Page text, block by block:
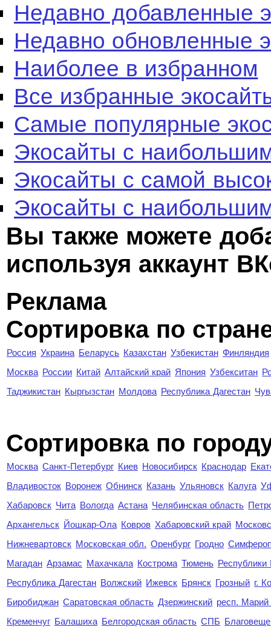
Недавно добавленные
Недавно обновленные
Наиболее в избранном
Все избранные
Самые популярные
Экосайты с
Экосайты с самой
Экосайты с
Вы также можете
используя аккаунт
Реклама
Сортировка по
Россия Украина Беларусь Казахстан Узбекистан Финляндия
Москва России Китай Алтайский край Япония Узбекситан
Таджикистан Кыргызстан Молдова Республика Дагестан
Cортировка по
Москва Санкт-Петербург Киев Новосибирск Краснодар
Владивосток Воронеж Обнинск Казань Ульяновск Калуга
Хабаровск Чита Вологда Астана Челябинская область
Архангельск Йошкар-Ола Ковров Хабаровский край
Нижневартовск Московская обл. Оренбург Гродно
Магадан Арзамас Махачкала Кострома Тюмень Республики
Республика Дагестан Волжский Ижевск Брянск Грозный г.
Биробиджан Саратовская область Дзержинский респ.
Кременчуг Балашиха Белгородская область СПБ